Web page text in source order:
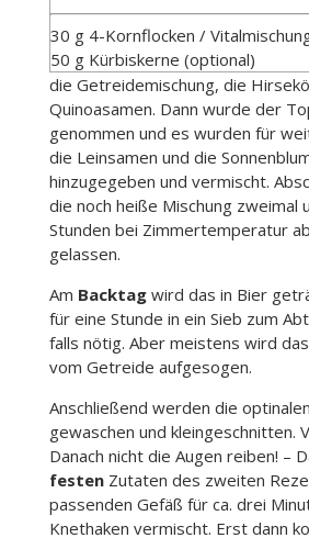
30 g 4-Kornflocken /
50 g Kürbiskerne (optional)
die Getreidemischung, die
Quinoasamen. Dann wurde der
genommen und es wurden für
die Leinsamen und die
hinzugegeben und vermischt.
die noch heiße Mischung zweimal
Stunden bei Zimmertemperatur
gelassen.
Am Backtag wird das in Bier
für eine Stunde in ein Sieb zum
falls nötig. Aber meistens wird
vom Getreide aufgesogen.
Anschließend werden die
gewaschen und kleingeschnitten.
Danach nicht die Augen reiben! –
festenZutaten des zweiten
passenden Gefäß für ca. drei
Knethaken vermischt. Erst dann